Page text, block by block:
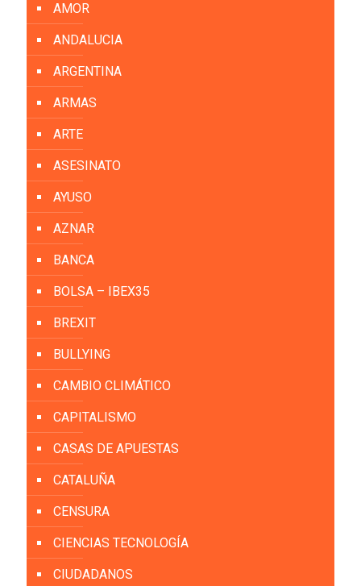
AMOR
ANDALUCIA
ARGENTINA
ARMAS
ARTE
ASESINATO
AYUSO
AZNAR
BANCA
BOLSA – IBEX35
BREXIT
BULLYING
CAMBIO CLIMÁTICO
CAPITALISMO
CASAS DE APUESTAS
CATALUÑA
CENSURA
CIENCIAS TECNOLOGÍA
CIUDADANOS